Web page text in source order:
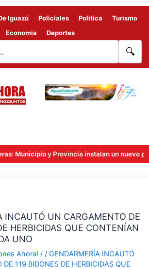
Iguazú Policiales Politica
Turismo
Economia
Deportes
🔍
y Provincia instalan un nuevo punto
INCAUTÓ UN CARGAMENTO DE
HERBICIDAS QUE CONTENÍAN
UNO
Ahora! / / GENDARMERÍA INCAUTÓ
119 BIDONES DE HERBICIDAS QUE